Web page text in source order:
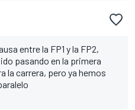
entre la FP1 y la FP2,
pasando en la primera
la carrera, pero ya hemos